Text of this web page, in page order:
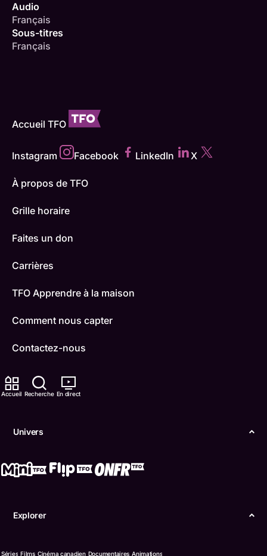
Accueil Recherche En direct
Univers
Explorer
Séries Films Cinéma canadien Documentaires Animations
Audio
Français
Sous-titres
Français
Accueil TFO
Instagram Facebook LinkedIn X
À propos de TFO
Grille horaire
Faites un don
Carrières
TFO Apprendre à la maison
Comment nous capter
Contactez-nous
ONFR
Boukili
Confidentialité
langue française de l’Ontario (TFO) - 2026